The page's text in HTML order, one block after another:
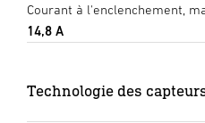
Courant à l'enclenchement,
14,8 A
Technologie des